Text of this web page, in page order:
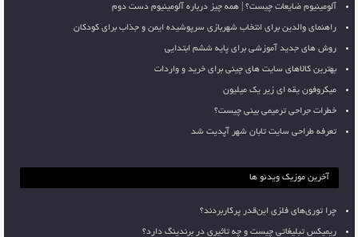
آلومینیوم ضایعات چیست؟ | همه چیز درباره آلومینیوم دست دوم
راهنمای والدین برای انتخاب شهربازی سرپوشیده ایمن و جذاب برای کودکان
روش های جدید آموزشی برای پایه ششم ابتدایی
بهترین کالاهای سایت های چینی برای خرید و واردات
میکروفون یقه ای زیر یک میلیون
خطرات جراحی ترمیمی بینی چیست؟
تعرفه طراحی سایت تابان شهر آپدیت شد
آخرین موزیک ویدئو ها
چرا توری‌های فلزی این‌قدر پرکاربردند؟
ریمیکس تبلیغاتی چیست و چه تاثیری در برندینگ دارد؟